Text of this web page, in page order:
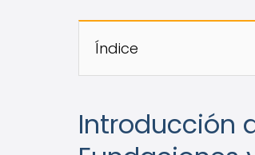
Índice
Introducción